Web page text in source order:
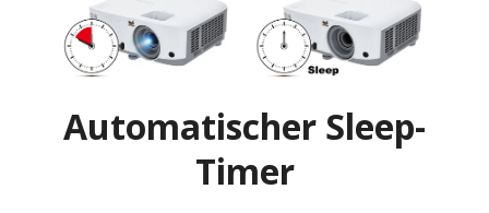
Automatischer Sleep-
Timer